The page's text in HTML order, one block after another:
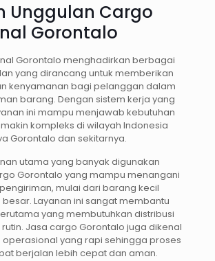
Unggulan Cargo
Gorontalo
Gorontalo menghadirkan berbagai
yang dirancang untuk memberikan
kenyamanan bagi pelanggan dalam
barang. Dengan sistem kerja yang
ini mampu menjawab kebutuhan
kompleks di wilayah Indonesia
Gorontalo dan sekitarnya.
utama yang banyak digunakan
Gorontalo yang mampu menangani
mulai dari barang kecil
Layanan ini sangat membantu
yang membutuhkan distribusi
Jasa cargo Gorontalo juga dikenal
operasional yang rapi sehingga proses
berjalan lebih cepat dan aman.